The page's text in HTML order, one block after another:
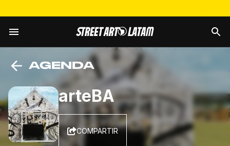
AGENDA
arteBA
COMPARTIR